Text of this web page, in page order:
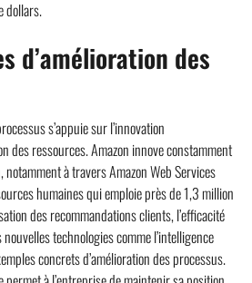
dollars.
d’amélioration des
s’appuie sur l’innovation
des ressources. Amazon innove constamment
à travers Amazon Web Services
humaines qui emploie près de 1,3 million
des recommandations clients, l’efficacité
technologies comme l’intelligence
concrets d’amélioration des processus.